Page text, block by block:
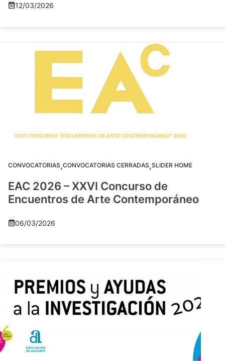
12/03/2026
CONVOCATORIAS,CONVOCATORIAS CERRADAS,SLIDER HOME
EAC 2026 – XXVI Concurso de
Encuentros de Arte Contemporáneo
06/03/2026